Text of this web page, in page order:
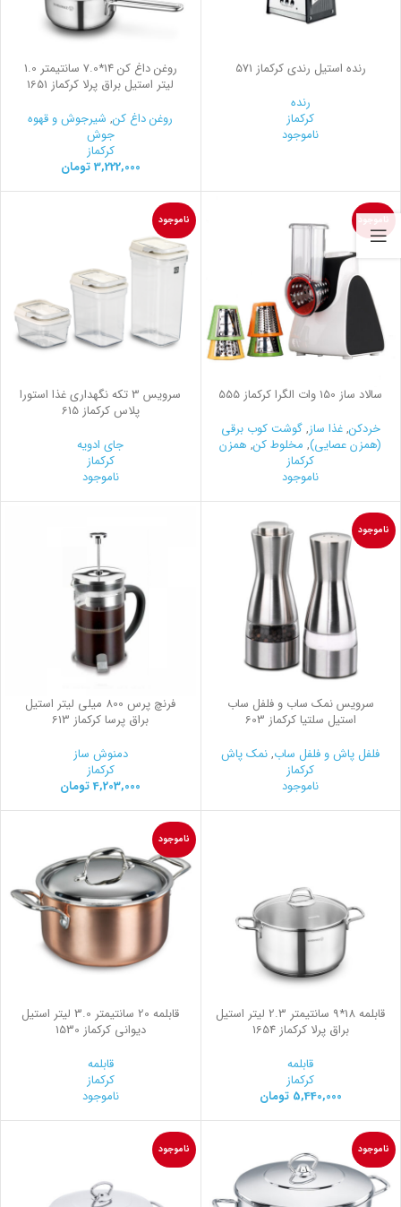
رنده استیل رندي کرکماز 571
رنده
کرکماز
ناموجود
روغن داغ کن 14*7.0 سانتیمتر 1.0
لیتر استیل براق پرلا کرکماز 1651
روغن داغ کن, شیرجوش و قهوه
جوش
کرکماز
3,222,000 تومان
ناموجود
سالاد ساز 150 وات الگرا کرکماز 555
خردکن,غذا ساز,گوشت کوب برقی
(همزن عصایی), مخلوط کن, همزن
کرکماز
ناموجود
ناموجود
سرويس 3 تكه نگهداری غذا استورا
پلاس کرکماز 615
جای ادویه
کرکماز
ناموجود
ناموجود
سرویس نمک ساب و فلفل ساب
استیل سلتیا کرکماز 603
فلفل پاش و فلفل ساب,نمک پاش
کرکماز
ناموجود
فرنچ پرس 800 میلی لیتر استیل
براق پرسا کرکماز 613
دمنوش ساز
کرکماز
4,203,000 تومان
قابلمه 18*9 سانتیمتر 2.3 لیتر استیل
براق پرلا کرکماز 1654
قابلمه
کرکماز
5,440,000 تومان
ناموجود
قابلمه 20 سانتیمتر 3.0 لیتر استیل
ديواني کرکماز 1530
قابلمه
کرکماز
ناموجود
ناموجود ناموجود